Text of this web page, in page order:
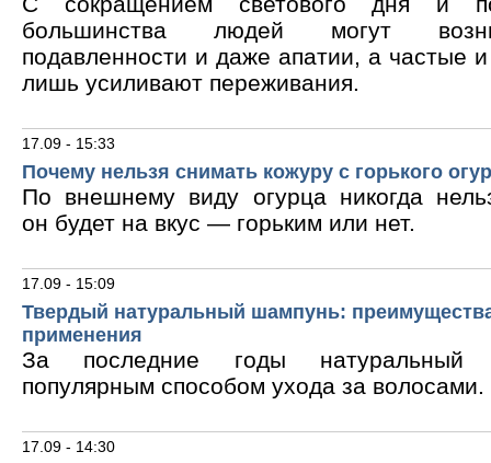
большинства людей могут
подавленности и даже апатии, а частые
лишь усиливают переживания.
17.09 - 15:33
Почему нельзя снимать кожуру с горького
По внешнему виду огурца никогда
он будет на вкус — горьким или нет.
17.09 - 15:09
Твердый натуральный шампунь:
применения
За последние годы натуральный
популярным способом ухода за волосами.
17.09 - 14:30